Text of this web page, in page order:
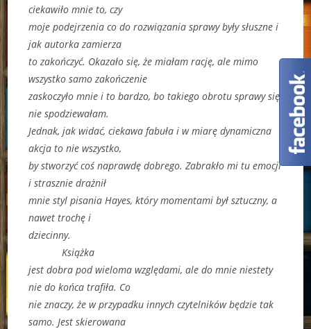
ciekawiło mnie to, czy
moje podejrzenia co do rozwiązania sprawy były słuszne i
jak autorka zamierza
to zakończyć. Okazało się, że miałam rację, ale mimo
wszystko samo zakończenie
zaskoczyło mnie i to bardzo, bo takiego obrotu sprawy się
nie spodziewałam.
Jednak, jak widać, ciekawa fabuła i w miarę dynamiczna
akcja to nie wszystko,
by stworzyć coś naprawdę dobrego. Zabrakło mi tu emocji
i strasznie drażnił
mnie styl pisania Hayes, który momentami był sztuczny, a
nawet trochę i
dziecinny.
Książka
jest dobra pod wieloma względami, ale do mnie niestety
nie do końca trafiła. Co
nie znaczy, że w przypadku innych czytelników będzie tak
samo. Jest skierowana